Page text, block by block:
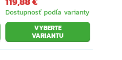
Dostupnosť podľa varianty
VYBERTE
VARIANTU